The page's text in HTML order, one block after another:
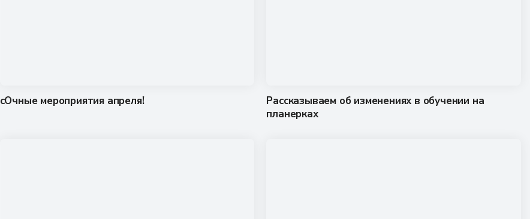
сОчные мероприятия апреля!
Рассказываем об изменениях в обучении на
планерках